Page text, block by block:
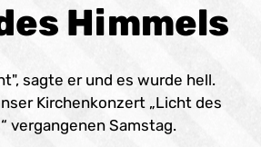
Himmels
sagte er und es wurde hell.
Kirchenkonzert „Licht des
vergangenen Samstag.